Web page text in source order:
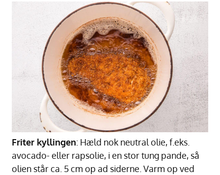
Friter kyllingen: Hæld nok neutral olie, f.eks.
avocado- eller rapsolie, i en stor tung pande, så
olien står ca. 5 cm op ad siderne. Varm op ved